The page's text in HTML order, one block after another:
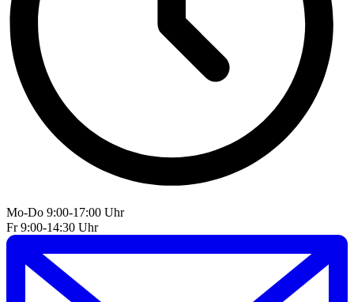
Mo-Do 9:00-17:00 Uhr
Fr 9:00-14:30 Uhr